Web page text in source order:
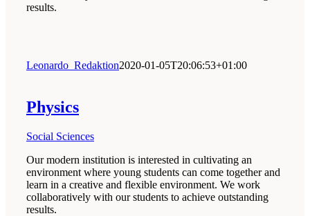
results.
Leonardo_Redaktion2020-01-05T20:06:53+01:00
Physics
Social Sciences
Our modern institution is interested in cultivating an
environment where young students can come together and
learn in a creative and flexible environment. We work
collaboratively with our students to achieve outstanding
results.